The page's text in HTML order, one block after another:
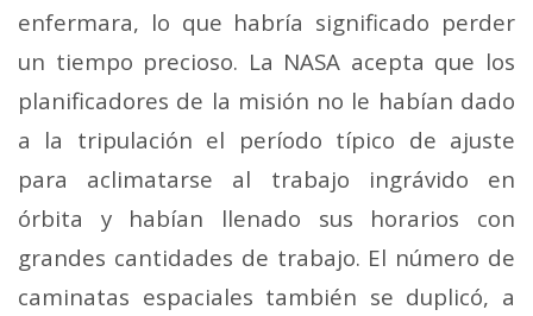
enfermara, lo que habría significado perder
un tiempo precioso. La NASA acepta que los
planificadores de la misión no le habían dado
a la tripulación el período típico de ajuste
para aclimatarse al trabajo ingrávido en
órbita y habían llenado sus horarios con
grandes cantidades de trabajo. El número de
caminatas espaciales también se duplicó, a